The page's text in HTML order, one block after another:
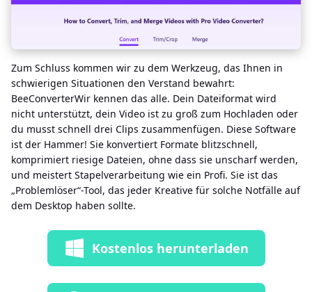
Zum Schluss kommen wir zu dem Werkzeug, das Ihnen in
schwierigen Situationen den Verstand bewahrt:
BeeConverterWir kennen das alle. Dein Dateiformat wird
nicht unterstützt, dein Video ist zu groß zum Hochladen oder
du musst schnell drei Clips zusammenfügen. Diese Software
ist der Hammer! Sie konvertiert Formate blitzschnell,
komprimiert riesige Dateien, ohne dass sie unscharf werden,
und meistert Stapelverarbeitung wie ein Profi. Sie ist das
„Problemlöser“-Tool, das jeder Kreative für solche Notfälle auf
dem Desktop haben sollte.
Kostenlos herunterladen